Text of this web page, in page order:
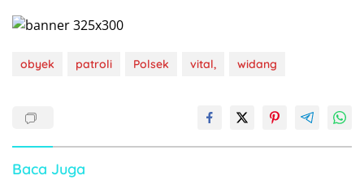
obyek patroli Polsek vital, widang
Baca Juga